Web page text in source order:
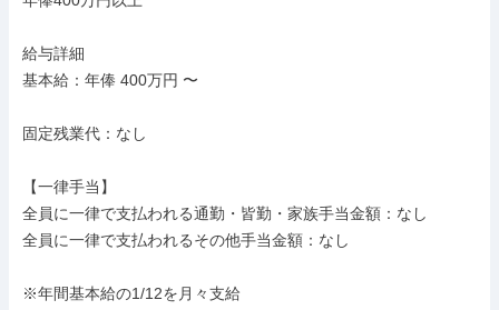
給与詳細
基本給：年俸 400万円 〜
固定残業代：なし
【一律手当】
全員に一律で支払われる通勤・皆勤・家族手当金額：なし
全員に一律で支払われるその他手当金額：なし
※年間基本給の1/12を月々支給